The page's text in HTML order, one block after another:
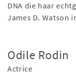
DNA die haar
James D. Watson
Odile Rodin
Actrice